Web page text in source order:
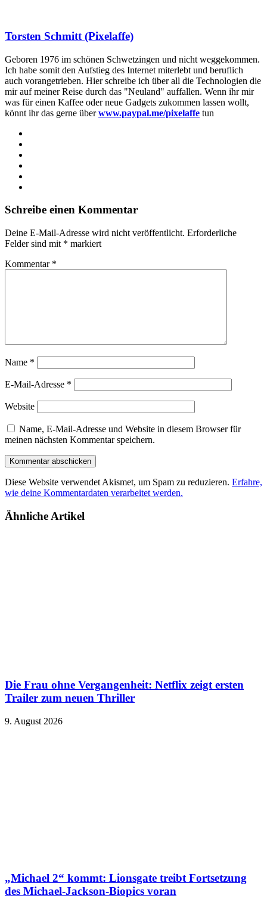
Torsten Schmitt (Pixelaffe)
Geboren 1976 im schönen Schwetzingen und nicht weggekommen.
Ich habe somit den Aufstieg des Internet miterlebt und beruflich
auch vorangetrieben. Hier schreibe ich über all die Technologien die
mir auf meiner Reise durch das "Neuland" auffallen. Wenn ihr mir
was für einen Kaffee oder neue Gadgets zukommen lassen wollt,
könnt ihr das gerne überwww.paypal.me/pixelaffe tun
Schreibe einen Kommentar
Deine E-Mail-Adresse wird nicht veröffentlicht. Erforderliche
Felder sind mit * markiert
Kommentar *
Name *
E-Mail-Adresse *
Website
Name, E-Mail-Adresse und Website in diesem Browser für
meinen nächsten Kommentar speichern.
Diese Website verwendet Akismet, um Spam zu reduzieren. Erfahre,
wie deine Kommentardaten verarbeitet werden.
Ähnliche Artikel
Die Frau ohne Vergangenheit: Netflix zeigt ersten
Trailer zum neuen Thriller
9. August 2026
„Michael 2“ kommt: Lionsgate treibt Fortsetzung
des Michael-Jackson-Biopics voran